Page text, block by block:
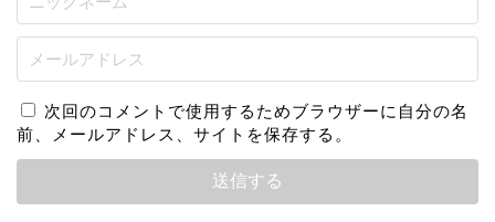
次回のコメントで使用するためブラウザーに自分の名
前、メールアドレス、サイトを保存する。